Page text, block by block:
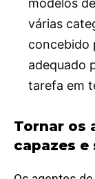
modelos
várias
concebido
adequado
tarefa em
Tornar os
capazes e